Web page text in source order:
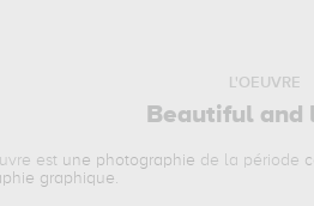
L'OEUVRE
Beautiful and
est une photographie de la période
graphique.